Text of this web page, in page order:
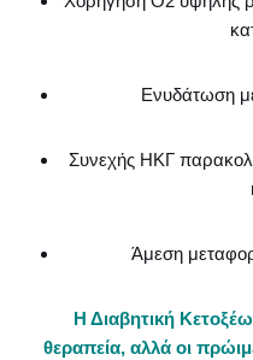
Ενυδάτωση
Συνεχής ΗΚΓ
Άμεση
Η Διαβητική
θεραπεία, αλλά οι